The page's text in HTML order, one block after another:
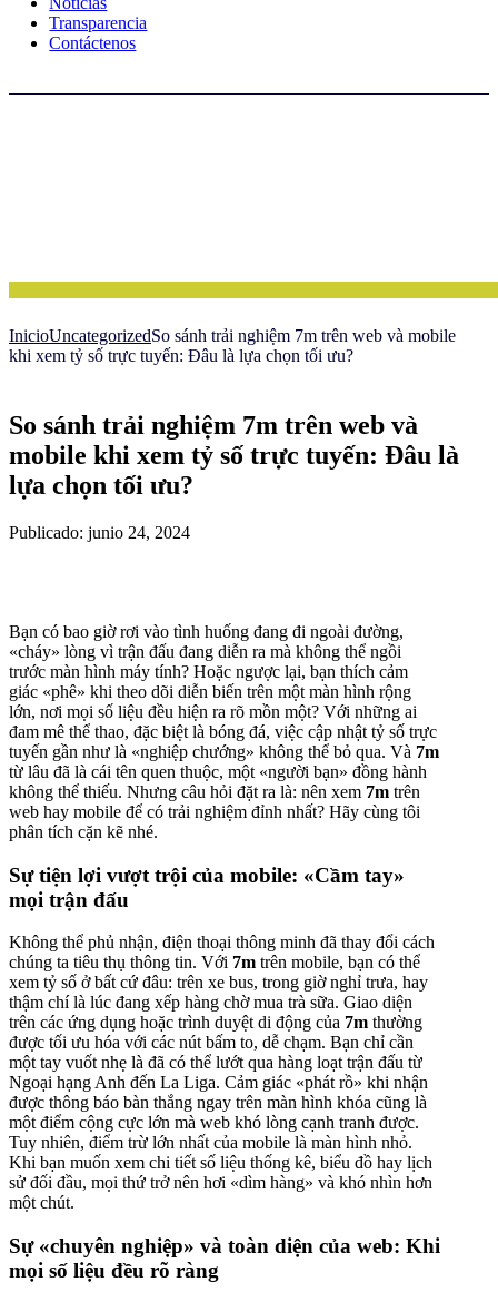
Transparencia
Contáctenos
InicioUncategorizedSo sánh trải nghiệm 7m trên web và mobile
khi xem tỷ số trực tuyến: Đâu là lựa chọn tối ưu?
So sánh trải nghiệm 7m trên web và
mobile khi xem tỷ số trực tuyến: Đâu là
lựa chọn tối ưu?
Publicado: junio 24, 2024
Bạn có bao giờ rơi vào tình huống đang đi ngoài đường,
«cháy» lòng vì trận đấu đang diễn ra mà không thể ngồi
trước màn hình máy tính? Hoặc ngược lại, bạn thích cảm
giác «phê» khi theo dõi diễn biến trên một màn hình rộng
lớn, nơi mọi số liệu đều hiện ra rõ mồn một? Với những ai
đam mê thể thao, đặc biệt là bóng đá, việc cập nhật tỷ số trực
tuyến gần như là «nghiệp chướng» không thể bỏ qua. Và 7m
từ lâu đã là cái tên quen thuộc, một «người bạn» đồng hành
không thể thiếu. Nhưng câu hỏi đặt ra là: nên xem 7m trên
web hay mobile để có trải nghiệm đỉnh nhất? Hãy cùng tôi
phân tích cặn kẽ nhé.
Sự tiện lợi vượt trội của mobile: «Cầm tay»
mọi trận đấu
Không thể phủ nhận, điện thoại thông minh đã thay đổi cách
chúng ta tiêu thụ thông tin. Với 7m trên mobile, bạn có thể
xem tỷ số ở bất cứ đâu: trên xe bus, trong giờ nghỉ trưa, hay
thậm chí là lúc đang xếp hàng chờ mua trà sữa. Giao diện
trên các ứng dụng hoặc trình duyệt di động của 7m thường
được tối ưu hóa với các nút bấm to, dễ chạm. Bạn chỉ cần
một tay vuốt nhẹ là đã có thể lướt qua hàng loạt trận đấu từ
Ngoại hạng Anh đến La Liga. Cảm giác «phát rồ» khi nhận
được thông báo bàn thắng ngay trên màn hình khóa cũng là
một điểm cộng cực lớn mà web khó lòng cạnh tranh được.
Tuy nhiên, điểm trừ lớn nhất của mobile là màn hình nhỏ.
Khi bạn muốn xem chi tiết số liệu thống kê, biểu đồ hay lịch
sử đối đầu, mọi thứ trở nên hơi «dìm hàng» và khó nhìn hơn
một chút.
Sự «chuyên nghiệp» và toàn diện của web: Khi
mọi số liệu đều rõ ràng